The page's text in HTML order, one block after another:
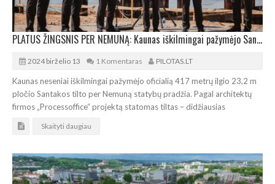
PLATUS ŽINGSNIS PER NEMUNĄ: Kaunas iškilmingai pažymėjo Santakos tilto statybų pradžią
2024 birželio 13 1 Komentaras PILOTAS.LT
Kaunas neseniai iškilmingai pažymėjo oficialią 417 metrų ilgio 23,2 m
pločio Santakos tilto per Nemuną statybų pradžia. Pagal architektų
firmos „Processoffice“ projektą statomas tiltas – didžiausias
Skaityti daugiau